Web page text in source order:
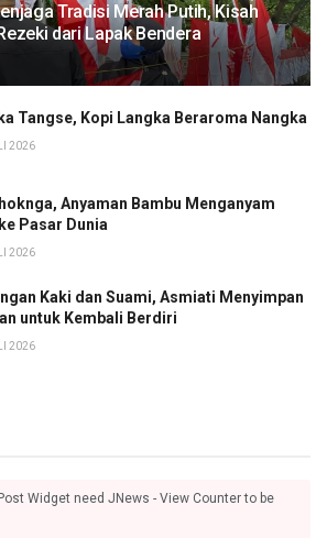
Tradisi Merah Putih, Kisah
dari Lapak Bendera
Tangse, Kopi Langka Beraroma Nangka
2026
Anyaman Bambu Menganyam
Pasar Dunia
2026
Kaki dan Suami, Asmiati Menyimpan
untuk Kembali Berdiri
2026
Widget need JNews - View Counter to be